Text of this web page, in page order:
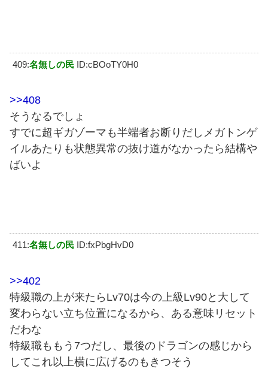
409:名無しの民 ID:cBOoTY0H0
>>408
そうなるでしょ
すでに超ギガゾーマも半端者お断りだしメガトンゲ
イルあたりも状態異常の抜け道がなかったら結構や
ばいよ
411:名無しの民 ID:fxPbgHvD0
>>402
特級職の上が来たらLv70は今の上級Lv90と大して
変わらない立ち位置になるから、ある意味リセット
だわな
特級職ももう7つだし、最後のドラゴンの感じから
してこれ以上横に広げるのもきつそう